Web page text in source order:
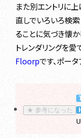
また別エントリに
直しでいろいろ検
ることに気づき懐か
トレンダリングを
Floorpです、ポー
★ 参考になった